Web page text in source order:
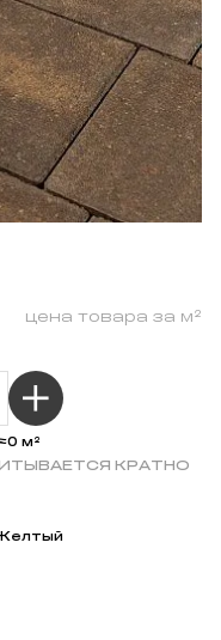
цена товара за м²
≈0 м²
КРАТНО